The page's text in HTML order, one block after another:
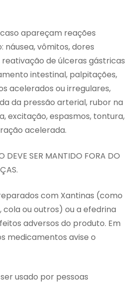
apareçam reações
náusea, vômitos, dores
de úlceras gástricas
intestinal, palpitações,
acelerados ou irregulares,
da pressão arterial, rubor na
excitação, espasmos, tontura,
acelerada.
DEVE SER MANTIDO FORA DO
com Xantinas (como
ou outros) ou a efedrina
adversos do produto. Em
medicamentos avise o
usado por pessoas